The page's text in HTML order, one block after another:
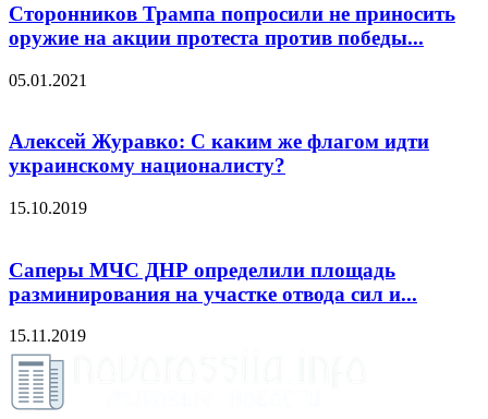
Сторонников Трампа попросили не приносить
оружие на акции протеста против победы...
05.01.2021
Алексей Журавко: С каким же флагом идти
украинскому националисту?
15.10.2019
Саперы МЧС ДНР определили площадь
разминирования на участке отвода сил и...
15.11.2019